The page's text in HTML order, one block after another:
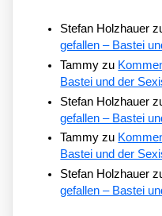
Stefan Holzhauer
gefallen – Bastei
Tammy zu
Bastei und der
Stefan Holzhauer
gefallen – Bastei
Tammy zu
Bastei und der
Stefan Holzhauer
gefallen – Bastei